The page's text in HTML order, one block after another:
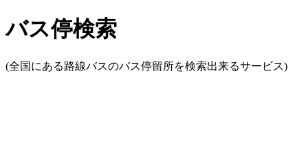
バス停検索
(全国にある路線バスのバス停留所を検索出来るサービス)